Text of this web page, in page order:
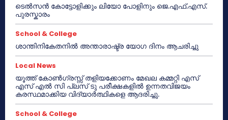
ടെൽസൻ കോട്ടോളിക്കും ലിയോ പോളിനും ജെ.എഫ്.എസ്.
പുരസ്കാരം
School & College
ശാന്തിനികേതനിൽ അന്താരാഷ്ട്ര യോഗ ദിനം ആചരിച്ചു
Local News
യൂത്ത് കോൺഗ്രസ്സ് തളിയക്കോണം മേഖല കമ്മറ്റി എസ്
എസ് എൽ സി പ്ലസ് ടു പരീക്ഷകളിൽ ഉന്നതവിജയം
കരസ്ഥമാക്കിയ വിദ്യാർത്ഥികളെ ആദരിച്ചു.
School & College